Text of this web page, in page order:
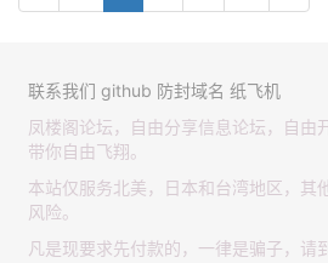
联系我们 github 防封域名 纸飞机
凤楼阁论坛，自由分享信息论坛，自由
带你自由飞翔。
本站仅服务北美，日本和台湾地区，其
风险。
凡是现要求先付款的，一律是骗子，请